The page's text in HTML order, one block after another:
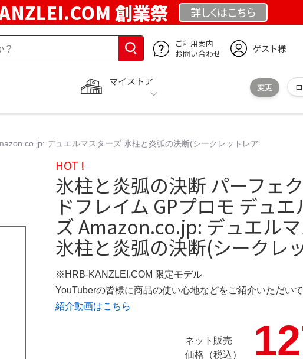
創業祭 詳しくはこちら
ご利用案内
お問い合わせ
ゲスト様
マイストア
変更
デュエルマスターズ 氷柱と炎弧の決断(シークレットレア
HOT !
氷柱と炎弧の決断 パーフェ
ドフレイム GPプロモ デュ
ズ Amazon.co.jp: デュエル
氷柱と炎弧の決断(シークレ
※HRB-KANZLEI.COM 限定モデル
YouTuberの皆様に商品の使い心地などをご紹介いただいて
紹介動画はこちら
ネット販売
価格（税込）